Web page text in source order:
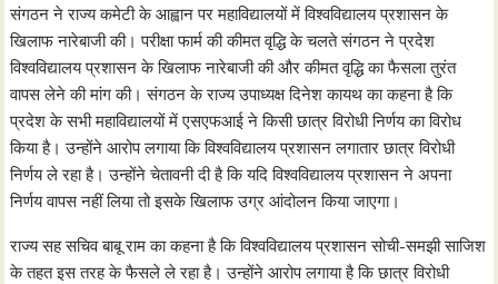
संगठन ने राज्य कमेटी के आह्वान पर महाविद्यालयों में विश्वविद्यालय प्रशासन के
खिलाफ नारेबाजी की। परीक्षा फार्म की कीमत वृद्धि के चलते संगठन ने प्रदेश
विश्वविद्यालय प्रशासन के खिलाफ नारेबाजी की और कीमत वृद्धि का फैसला तुरंत
वापस लेने की मांग की। संगठन के राज्य उपाध्यक्ष दिनेश कायथ का कहना है कि
प्रदेश के सभी महाविद्यालयों में एसएफआई ने किसी छात्र विरोधी निर्णय का विरोध
किया है। उन्होंने आरोप लगाया कि विश्वविद्यालय प्रशासन लगातार छात्र विरोधी
निर्णय ले रहा है। उन्होंने चेतावनी दी है कि यदि विश्वविद्यालय प्रशासन ने अपना
निर्णय वापस नहीं लिया तो इसके खिलाफ उग्र आंदोलन किया जाएगा।
राज्य सह सचिव बाबू राम का कहना है कि विश्वविद्यालय प्रशासन सोची-समझी साजिश
के तहत इस तरह के फैसले ले रहा है। उन्होंने आरोप लगाया है कि छात्र विरोधी